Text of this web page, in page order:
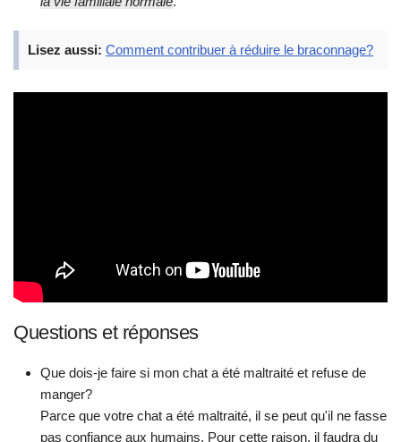
Lisez aussi: Comment contribuer à réduire le braconnage?
Questions et réponses
Que dois-je faire si mon chat a été maltraité et refuse de
manger?
Parce que votre chat a été maltraité, il se peut qu'il ne fasse
pas confiance aux humains. Pour cette raison, il faudra du